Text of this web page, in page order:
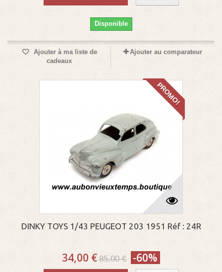
Disponible
Ajouter à ma liste de
cadeaux
Ajouter au comparateur
PROMO!
DINKY TOYS 1/43 PEUGEOT 203 1951 Réf : 24R
34,00 € 85,00 € -60%